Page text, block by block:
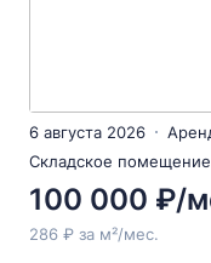
6 августа 2026
Складское
100 000 ₽/
286 ₽ за м²/мес.